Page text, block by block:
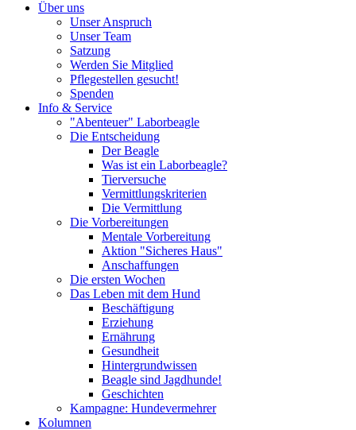
Über uns
Unser Anspruch
Unser Team
Satzung
Werden Sie Mitglied
Pflegestellen gesucht!
Spenden
Info & Service
"Abenteuer" Laborbeagle
Die Entscheidung
Der Beagle
Was ist ein Laborbeagle?
Tierversuche
Vermittlungskriterien
Die Vermittlung
Die Vorbereitungen
Mentale Vorbereitung
Aktion "Sicheres Haus"
Anschaffungen
Die ersten Wochen
Das Leben mit dem Hund
Beschäftigung
Erziehung
Ernährung
Gesundheit
Hintergrundwissen
Beagle sind Jagdhunde!
Geschichten
Kampagne: Hundevermehrer
Kolumnen